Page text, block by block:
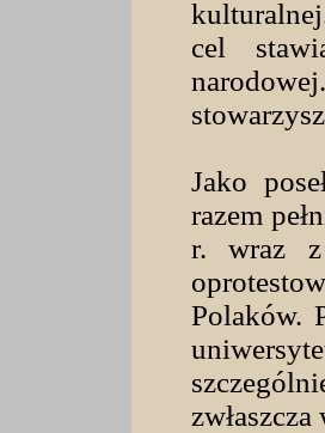
cel
Jako
razem
r. wraz z
Polaków.